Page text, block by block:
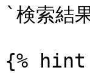
`検索結
{%